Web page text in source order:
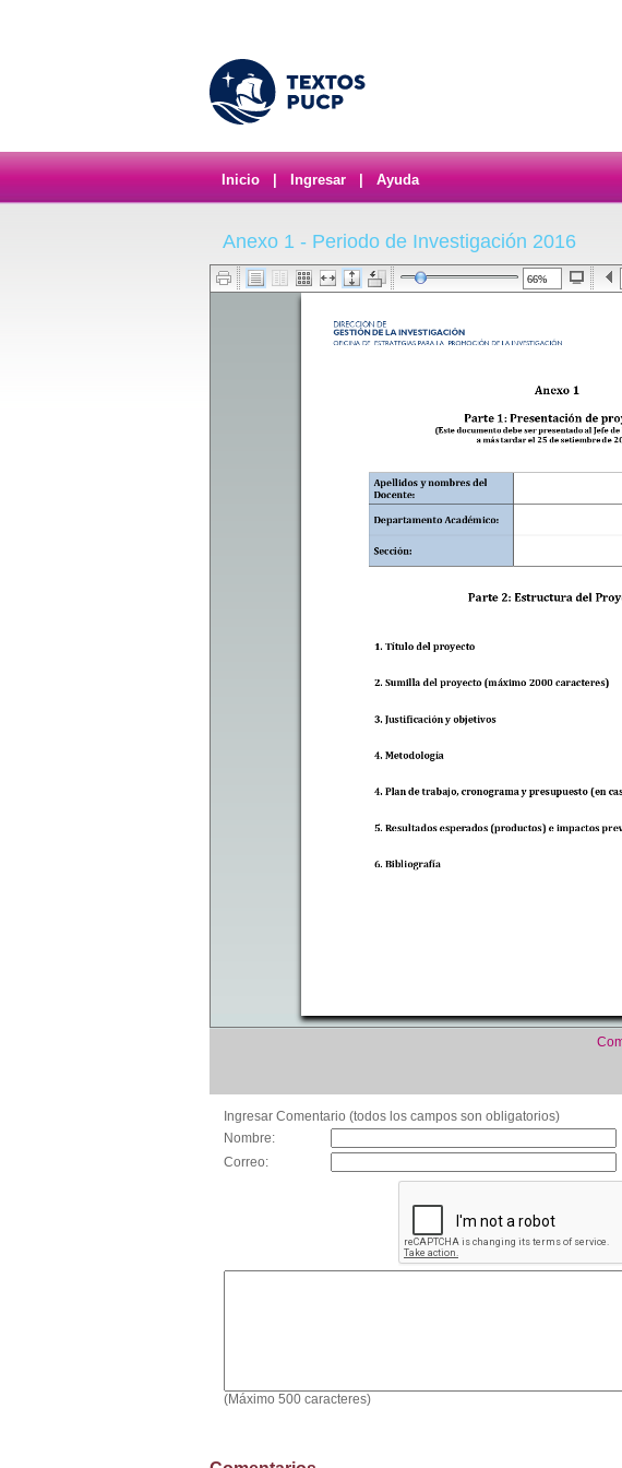
Inicio Ingresar Ayuda
Anexo 1 - Periodo de Investigación 2016
Ingresar Comentario (todos los campos son obligatorios)
Nombre:
Correo:
(Máximo 500 caracteres)